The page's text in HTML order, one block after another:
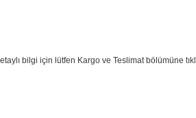
bilgi için lütfen Kargo ve Teslimat bölümüne
Dışı